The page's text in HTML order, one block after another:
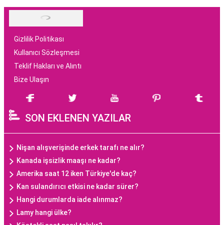
Gizlilik Politikası
Kullanıcı Sözleşmesi
Teklif Hakları ve Alıntı
Bize Ulaşın
SON EKLENEN YAZILAR
Nişan alışverişinde erkek tarafı ne alır?
Kanada işsizlik maaşı ne kadar?
Amerika saat 12 iken Türkiye'de kaç?
Kan sulandırıcı etkisi ne kadar sürer?
Hangi durumlarda iade alınmaz?
Lamy hangi ülke?